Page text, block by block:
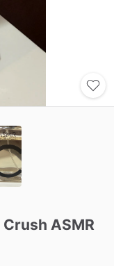
Crush ASMR